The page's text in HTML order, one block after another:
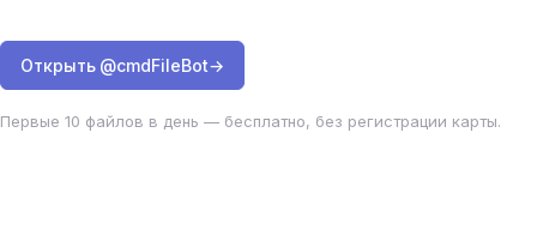
Открыть @cmdFileBot→
Первые 10 файлов в день — бесплатно, без регистрации карты.